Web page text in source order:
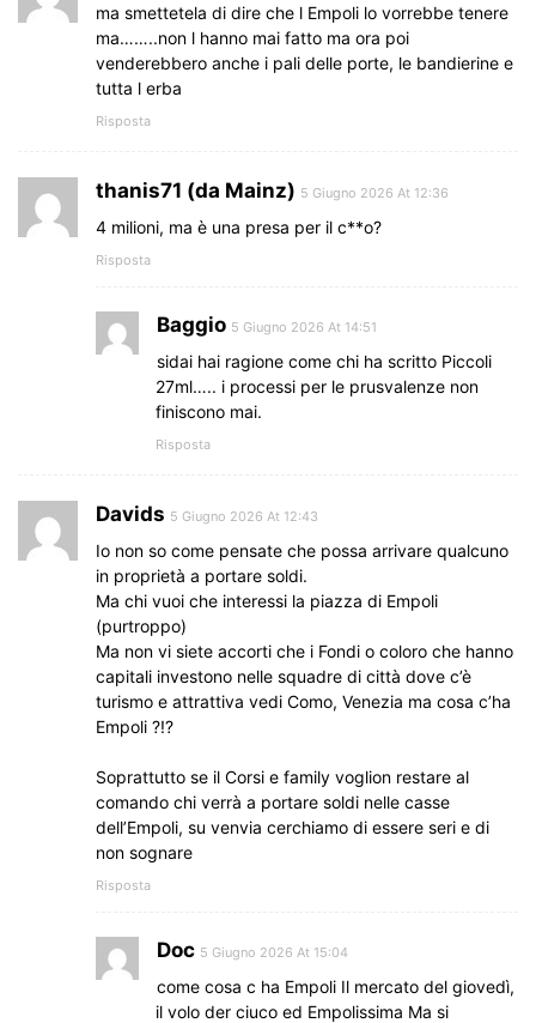
ma smettetela di dire che l Empoli lo vorrebbe tenere
ma……..non l hanno mai fatto ma ora poi
venderebbero anche i pali delle porte, le bandierine e
tutta l erba
Risposta
thanis71 (da Mainz) 5 Giugno 2026 At 12:36
4 milioni, ma è una presa per il c**o?
Risposta
Baggio 5 Giugno 2026 At 14:51
sidai hai ragione come chi ha scritto Piccoli
27ml….. i processi per le prusvalenze non
finiscono mai.
Risposta
Davids 5 Giugno 2026 At 12:43
Io non so come pensate che possa arrivare qualcuno
in proprietà a portare soldi.
Ma chi vuoi che interessi la piazza di Empoli
(purtroppo)
Ma non vi siete accorti che i Fondi o coloro che hanno
capitali investono nelle squadre di città dove c’è
turismo e attrattiva vedi Como, Venezia ma cosa c’ha
Empoli ?!?
Soprattutto se il Corsi e family voglion restare al
comando chi verrà a portare soldi nelle casse
dell’Empoli, su venvia cerchiamo di essere seri e di
non sognare
Risposta
Doc 5 Giugno 2026 At 15:04
come cosa c ha Empoli Il mercato del giovedì,
il volo der ciuco ed Empolissima Ma si